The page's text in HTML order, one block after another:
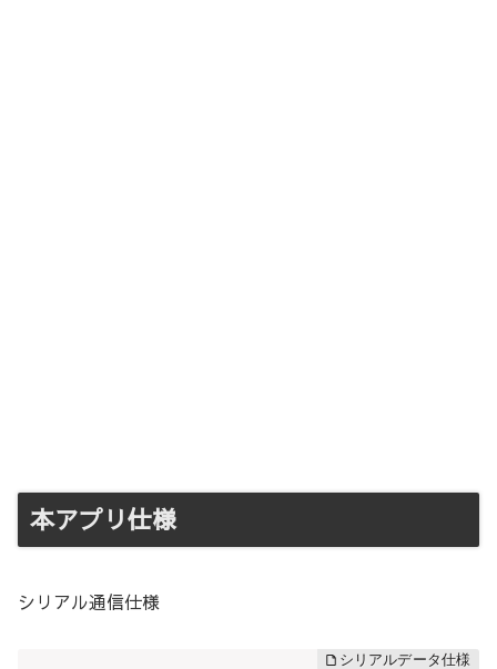
本アプリ仕様
シリアル通信仕様